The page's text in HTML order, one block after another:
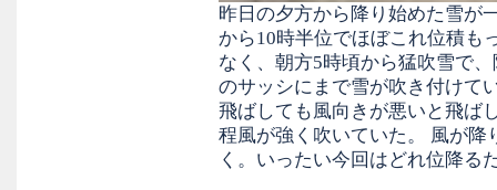
昨日の夕方から降り始めた雪が
から10時半位でほぼこれ位積も
なく、朝方5時頃から猛吹雪で
のサッシにまで雪が吹き付けて
飛ばしても風向きが悪いと飛ば
程風が強く吹いていた。 風が降
く。いったい今回はどれ位降る